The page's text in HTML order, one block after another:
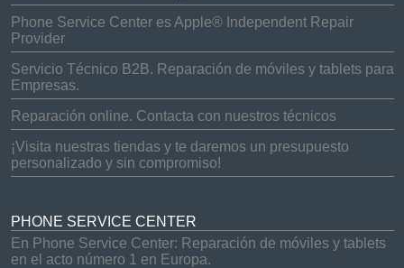
Phone Service Center es Apple® Independent Repair
Provider
Servicio Técnico B2B. Reparación de móviles y tablets para
Empresas.
Reparación online. Contacta con nuestros técnicos
¡Visita nuestras tiendas y te daremos un presupuesto
personalizado y sin compromiso!
PHONE SERVICE CENTER
En Phone Service Center: Reparación de móviles y tablets
en el acto número 1 en Europa.